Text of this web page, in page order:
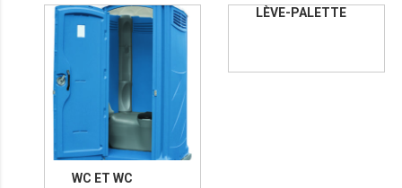
WC ET WC
LÈVE-PALETTE